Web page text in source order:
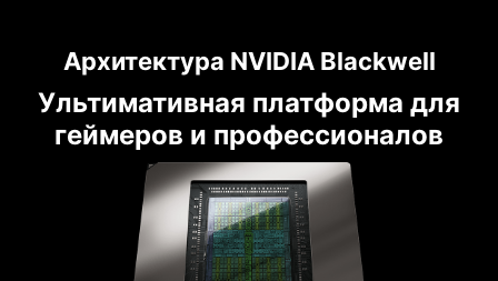
Архитектура NVIDIA Blackwell
Ультимативная платформа для
геймеров и профессионалов